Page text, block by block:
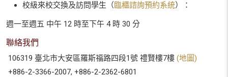
校級來校交換及訪問學生（臨櫃諮詢預約系統）：
週一至週五 中午 12 時至下午 4 時 30 分
聯絡我們
106319 臺北市大安區羅斯福路四段1號 禮賢樓7樓 (地圖)
+886-2-3366-2007, +886-2-2362-6801